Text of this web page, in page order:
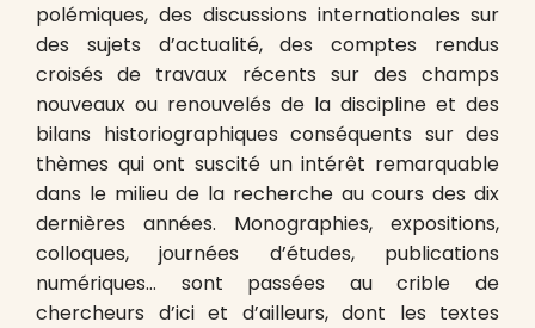
polémiques, des discussions internationales sur
des sujets d’actualité, des comptes rendus
croisés de travaux récents sur des champs
nouveaux ou renouvelés de la discipline et des
bilans historiographiques conséquents sur des
thèmes qui ont suscité un intérêt remarquable
dans le milieu de la recherche au cours des dix
dernières années. Monographies, expositions,
colloques, journées d’études, publications
numériques… sont passées au crible de
chercheurs d’ici et d’ailleurs, dont les textes